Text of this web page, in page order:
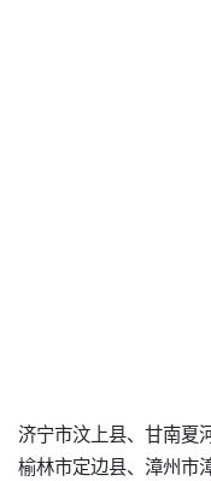
济宁市汶上县、甘南夏
榆林市定边县、漳州市